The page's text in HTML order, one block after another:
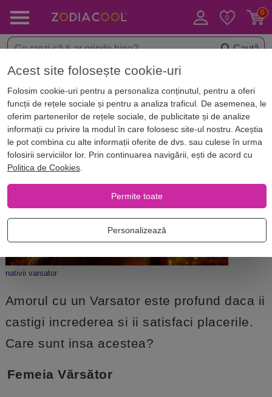
Caută
Acasă Blog Horoscop. Zodii
Metode mai putin cunoscute de a
cuceri un Varsator
nativii varsator
Amorul cu un Varsator este profund daca ii
castigi increderea si ii satisfaci placerile.
Care sunt insa acestea?
Femeia Vărsător
Acest site folosește cookie-uri
Folosim cookie-uri pentru a personaliza conținutul, pentru a oferi
funcții de rețele sociale și pentru a analiza traficul. De asemenea, le
oferim partenerilor de rețele sociale, de publicitate și de analize
informații cu privire la modul în care folosesc site-ul nostru. Aceștia
le pot combina cu alte informații oferite de dvs. sau culese în urma
folosirii serviciilor lor. Prin continuarea navigării, ești de acord cu
Politica de Cookies.
Permite toate
Personalizează